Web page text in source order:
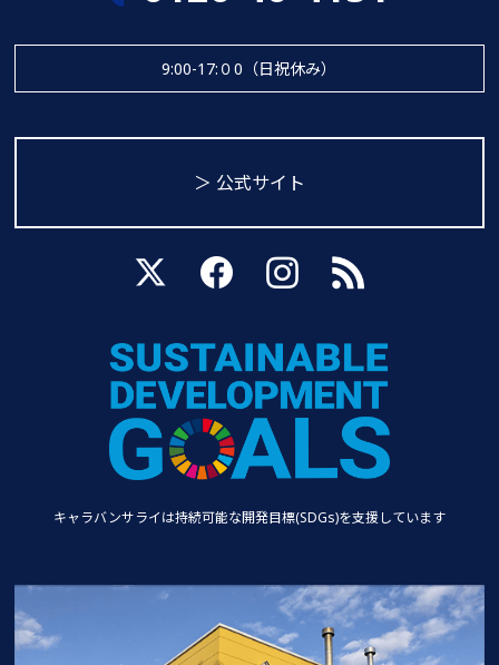
9:00-17:０0（日祝休み）
＞ 公式サイト
キャラバンサライは持続可能な開発目標(SDGs)を支援しています